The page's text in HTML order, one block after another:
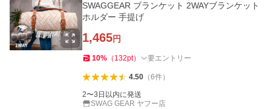
SWAGGEAR ブランケット 2WAYブランケット
ホルダー 手提げ
1,465円
10% （ 132pt） 要エントリー
4.50（6件）
2〜3日以内に発送
SWAG GEAR ヤフー店